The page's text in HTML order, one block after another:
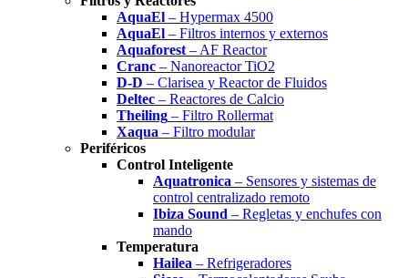
AquaEl – Hypermax 4500
AquaEl – Filtros internos y externos
Aquaforest – AF Reactor
Cranc – Nanoreactor TiO2
D-D – Clarisea y Reactor de Fluidos
Deltec – Reactores de Calcio
Theiling – Filtro Rollermat
Xaqua – Filtro modular
Periféricos
Control Inteligente
Aquatronica – Sensores y sistemas de
control centralizado remoto
Ibiza Sound – Regletas y enchufes con
mando
Temperatura
Hailea – Refrigeradores